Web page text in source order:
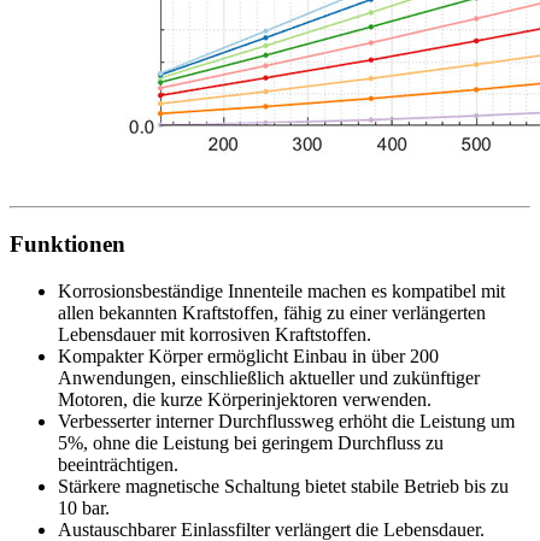
Funktionen
Korrosionsbeständige Innenteile machen es kompatibel mit
allen bekannten Kraftstoffen, fähig zu einer verlängerten
Lebensdauer mit korrosiven Kraftstoffen.
Kompakter Körper ermöglicht Einbau in über 200
Anwendungen, einschließlich aktueller und zukünftiger
Motoren, die kurze Körperinjektoren verwenden.
Verbesserter interner Durchflussweg erhöht die Leistung um
5%, ohne die Leistung bei geringem Durchfluss zu
beeinträchtigen.
Stärkere magnetische Schaltung bietet stabile Betrieb bis zu
10 bar.
Austauschbarer Einlassfilter verlängert die Lebensdauer.